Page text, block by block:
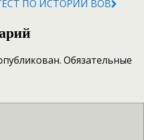
ПО ИСТОРИИ ВОВ
Обязательные